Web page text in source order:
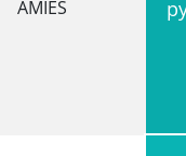
AMIES